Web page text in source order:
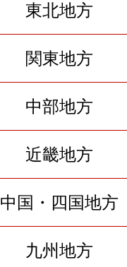
東北地方
関東地方
中部地方
近畿地方
中国・四国地方
九州地方